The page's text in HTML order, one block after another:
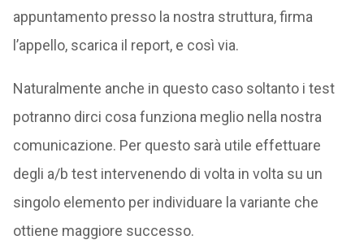
appuntamento presso la nostra struttura, firma
l’appello, scarica il report, e così via.
Naturalmente anche in questo caso soltanto i test
potranno dirci cosa funziona meglio nella nostra
comunicazione. Per questo sarà utile effettuare
degli a/b test intervenendo di volta in volta su un
singolo elemento per individuare la variante che
ottiene maggiore successo.